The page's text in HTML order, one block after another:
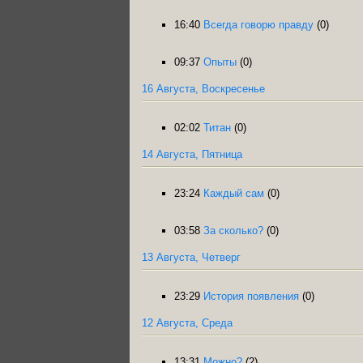
16:40 Всегда говорю правду (0)
09:37 Опыты (0)
16 Августа, Воскресенье
02:02 Титан (0)
14 Августа, Пятница
23:24 Каждый сам (0)
03:58 За сколько? (0)
13 Августа, Четверг
23:29 История появления (0)
12 Августа, Среда